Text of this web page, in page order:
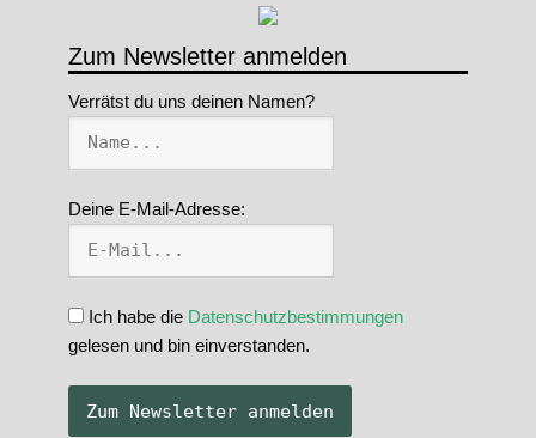
Zum Newsletter anmelden
Verrätst du uns deinen Namen?
Deine E-Mail-Adresse:
Ich habe die Datenschutzbestimmungen
gelesen und bin einverstanden.